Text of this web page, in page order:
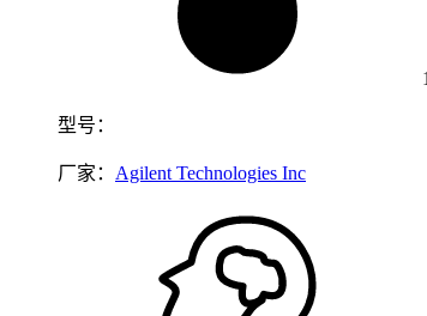
型号：
厂家： Agilent Technologies Inc